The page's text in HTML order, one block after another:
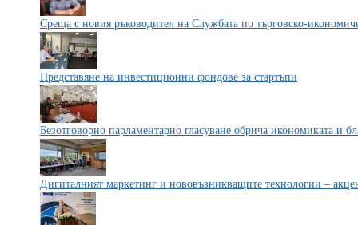
Среща с новия ръководител на Службата по търговско-
Представяне на инвестиционни фондове за стартъпи
Безотговорно парламентарно гласуване обрича икономиката и
Дигиталният маркетинг и нововъзникващите технологии –